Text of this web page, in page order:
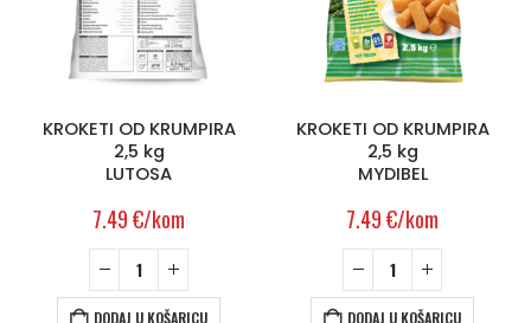
KROKETI OD KRUMPIRA
2,5 kg
LUTOSA
7.49€/kom
DODAJ U KOŠARICU
KROKETI OD KRUMPIRA
2,5 kg
MYDIBEL
7.49€/kom
DODAJ U KOŠARICU